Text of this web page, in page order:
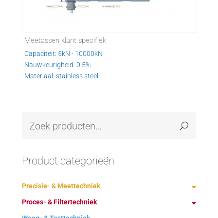
Meetassen klant specifiek
Capaciteit: 5kN - 10000kN
Nauwkeurigheid: 0.5%
Materiaal: stainless steel
Product categorieën
Precisie- & Meettechniek
Demagnetiseren
Proces- & Filtertechniek